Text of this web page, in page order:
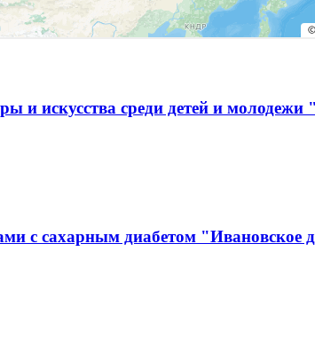
и искусства среди детей и
с сахарным диабетом "Ивановское